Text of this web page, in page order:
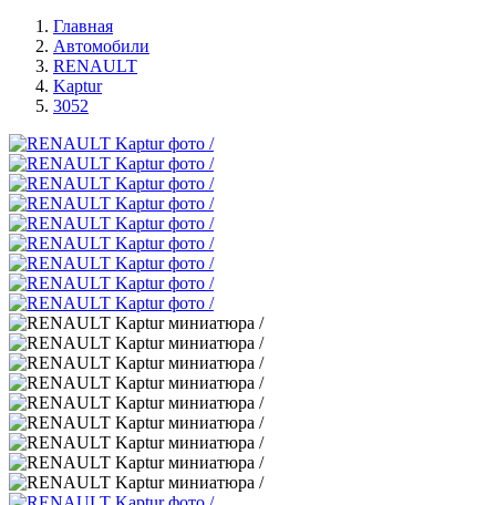
Главная
Автомобили
RENAULT
Kaptur
3052